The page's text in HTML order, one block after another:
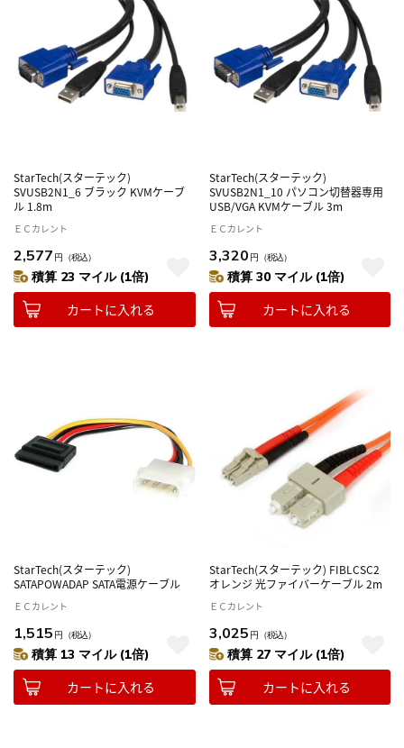
StarTech(スターテック)
SVUSB2N1_6 ブラック KVMケーブ
ル 1.8m
ＥＣカレント
2,577 円 （税込）
積算 23 マイル (1倍)
カートに入れる
StarTech(スターテック)
SVUSB2N1_10 パソコン切替器専用
USB/VGA KVMケーブル 3m
ＥＣカレント
3,320 円 （税込）
積算 30 マイル (1倍)
カートに入れる
StarTech(スターテック)
SATAPOWADAP SATA電源ケーブル
ＥＣカレント
1,515 円 （税込）
積算 13 マイル (1倍)
カートに入れる
StarTech(スターテック) FIBLCSC2
オレンジ 光ファイバーケーブル 2m
ＥＣカレント
3,025 円 （税込）
積算 27 マイル (1倍)
カートに入れる